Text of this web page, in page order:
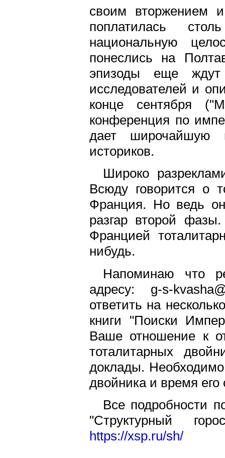
своим вторжением
поплатилась
национальную
понеслись на
эпизоды еще ждут
исследователей и
конце сентября
конференция по
дает широчайшую
историков.
Широко
Всюду говорится о
Франция. Но ведь
разгар второй
Францией
нибудь.
Напоминаю что
адресу: g-s-
ответить на
книги "Поиски
Ваше отношение к
тоталитарных
доклады. Необходимо
двойника и время
Все подробности
"Структурный
https://xsp.ru/sh/